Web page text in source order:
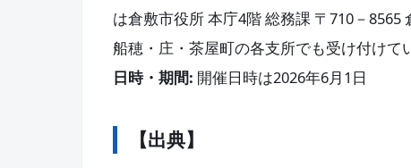
は倉敷市役所 本庁4階 総務課 〒710－
船穂・庄・茶屋町の各支所でも受け付けて
日時・期間: 開催日時は2026年6月1日
【出典】